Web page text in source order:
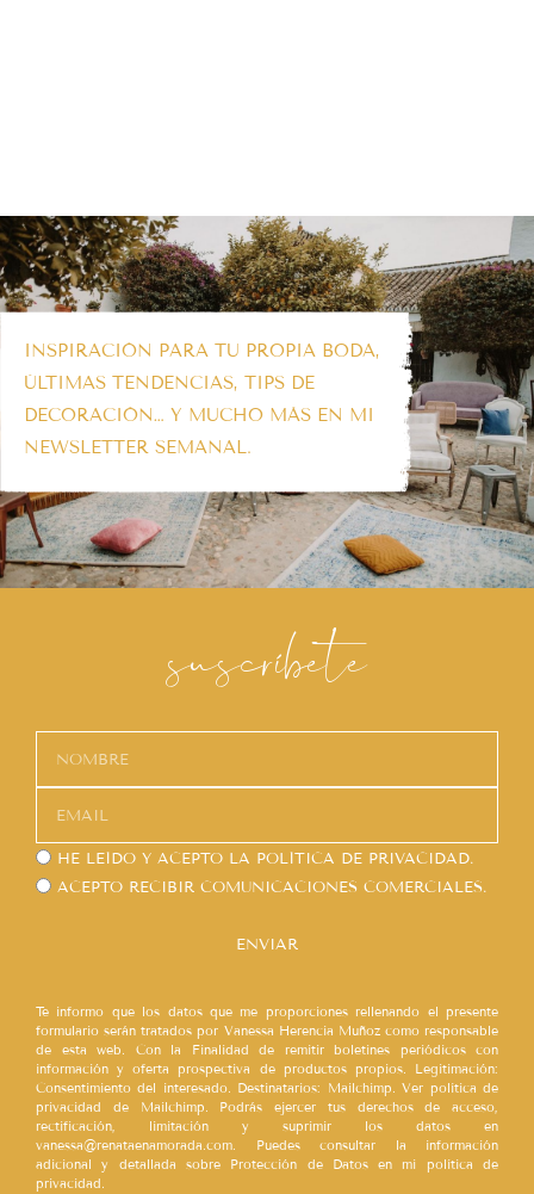
INSPIRACIÓN PARA TU PROPIA BODA,
ÚLTIMAS TENDENCIAS, TIPS DE
DECORACIÓN… Y MUCHO MÁS EN MI
NEWSLETTER SEMANAL.
suscríbete
HE LEÍDO Y ACEPTO LA POLÍTICA DE PRIVACIDAD.
ACEPTO RECIBIR COMUNICACIONES COMERCIALES.
ENVIAR
Te informo que los datos que me proporciones rellenando el presente
formulario serán tratados por Vanessa Herencia Muñoz como responsable
de esta web. Con la Finalidad de remitir boletines periódicos con
información y oferta prospectiva de productos propios. Legitimación:
Consentimiento del interesado. Destinatarios: Mailchimp. Ver política de
privacidad de Mailchimp. Podrás ejercer tus derechos de acceso,
rectificación, limitación y suprimir los datos en
vanessa@renataenamorada.com. Puedes consultar la información
adicional y detallada sobre Protección de Datos en mi política de
privacidad.